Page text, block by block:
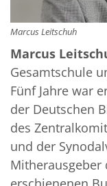
Marcus Leitschuh
Marcus
Gesamtschule
Fünf Jahre war
der Deutschen
des
und der
Mitherausgeber